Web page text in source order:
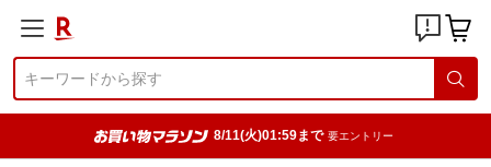
8/11(火)01:59まで 要エントリー